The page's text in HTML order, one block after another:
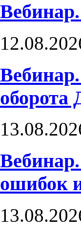
ошибок